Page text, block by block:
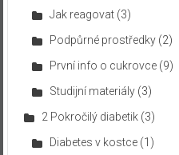
Jak reagovat(3)
Podpůrné prostředky(2)
První info o cukrovce(9)
Studijní materiály(3)
2 Pokročilý diabetik(3)
Diabetes v kostce(1)